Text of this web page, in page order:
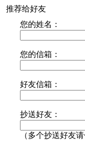
推荐给好友
您的姓名：
您的信箱：
好友信箱：
抄送好友：
（多个抄送好友